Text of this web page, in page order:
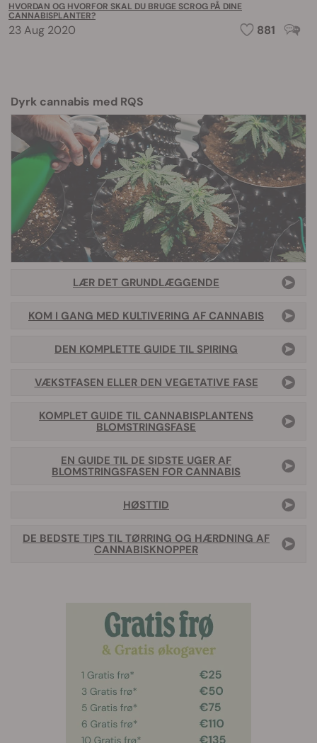
HVORDAN OG HVORFOR SKAL DU BRUGE SCROG PÅ DINE
CANNABISPLANTER?
23 Aug 2020 881
Dyrk cannabis med RQS
LÆR DET GRUNDLÆGGENDE
KOM I GANG MED KULTIVERING AF CANNABIS
DEN KOMPLETTE GUIDE TIL SPIRING
VÆKSTFASEN ELLER DEN VEGETATIVE FASE
KOMPLET GUIDE TIL CANNABISPLANTENS
BLOMSTRINGSFASE
EN GUIDE TIL DE SIDSTE UGER AF
BLOMSTRINGSFASEN FOR CANNABIS
HØSTTID
DE BEDSTE TIPS TIL TØRRING OG HÆRDNING AF
CANNABISKNOPPER